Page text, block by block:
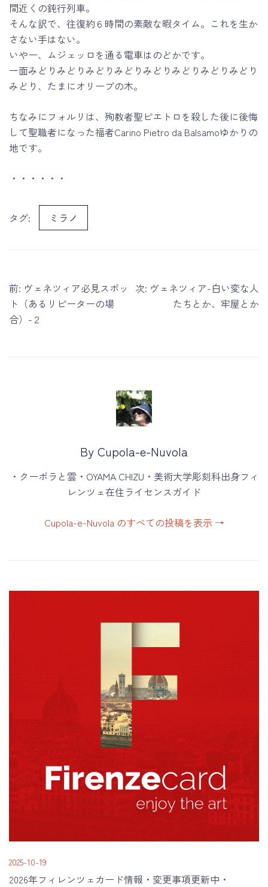
間近くの鈍行列車。
そんな訳で、往復約６時間の素敵な暇タイム。これを生か
さない手はない。
いやー、ムジェッロを通る電車はのどかです。
一面みどりみどりみどりみどりみどりみどりみどりみどり
みどり、たまにオリーブの木。
ちなみにフォルリは、殉教者聖ピエトロを殺した後に後悔
して聖職者になった福者Carino Pietro da Balsamoゆかりの
地です。
・・・・・・
タグ: ミラノ
投
稿
ナ
前: ヴェネツィア必見スポッ
ト（あるリピーターの場
合）-２
次: ヴェネツィア-白い変な人
たちとか、牢屋とか
By Cupola-e-Nuvola
・クーポラと雲・OYAMA CHIZU・美術大学彫刻科出身フィ
レンツェ在住ライセンスガイド
Cupola-e-Nuvola のすべての投稿を表示 →
2025-10-19
2026年フィレンツェカード情報・変更事項更新中・